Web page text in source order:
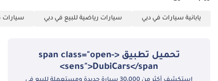
يابانية سيارات في دبي سيارات رياضية للبيع في دبي سيارات
تحميل تطبيق <span class="open-
sens">DubiCars</span>